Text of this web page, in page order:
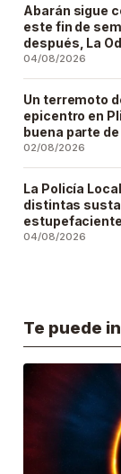
Abarán sigue
este fin de
después, La
04/08/2026
Un terremoto
epicentro en
buena parte
02/08/2026
La Policía
distintas
locales
04/08/2026
Te puede